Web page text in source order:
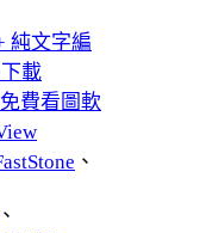
純文字編
載
費看圖軟
、
、